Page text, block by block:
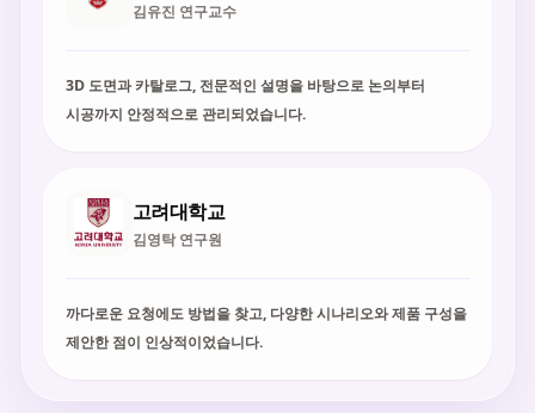
김유진 연구교수
3D 도면과 카탈로그, 전문적인 설명을 바탕으로 논의부터
시공까지 안정적으로 관리되었습니다.
고려대학교
김영탁 연구원
까다로운 요청에도 방법을 찾고, 다양한 시나리오와 제품 구성을
제안한 점이 인상적이었습니다.